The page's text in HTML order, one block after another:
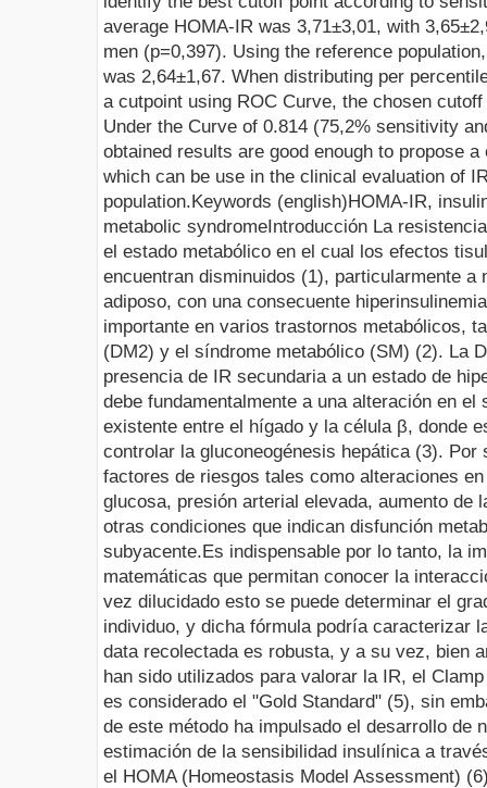
average HOMA-IR was 3,71±3,01, with
men (p=0,397). Using the reference
was 2,64±1,67. When distributing per
a cutpoint using ROC Curve, the chosen
Under the Curve of 0.814 (75,2% sensitivity
obtained results are good enough to propose a
which can be use in the clinical evaluation of
population.Keywords (english)HOMA-IR,
metabolic syndromeIntroducción La
el estado metabólico en el cual los efectos
encuentran disminuidos (1), particularmente a
adiposo, con una consecuente
importante en varios trastornos metabólicos,
(DM2) y el síndrome metabólico (SM) (2). La
presencia de IR secundaria a un estado de
debe fundamentalmente a una alteración en
existente entre el hígado y la célula β, donde
controlar la gluconeogénesis hepática (3).
factores de riesgos tales como alteraciones
glucosa, presión arterial elevada, aumento de
otras condiciones que indican disfunción
subyacente.Es indispensable por lo tanto, la
matemáticas que permitan conocer la
vez dilucidado esto se puede determinar el
individuo, y dicha fórmula podría caracterizar
data recolectada es robusta, y a su vez, bien
han sido utilizados para valorar la IR, el
es considerado el "Gold Standard" (5), sin
de este método ha impulsado el desarrollo de
estimación de la sensibilidad insulínica a
el HOMA (Homeostasis Model Assessment)